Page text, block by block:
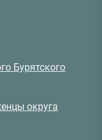
Бурятского
округа